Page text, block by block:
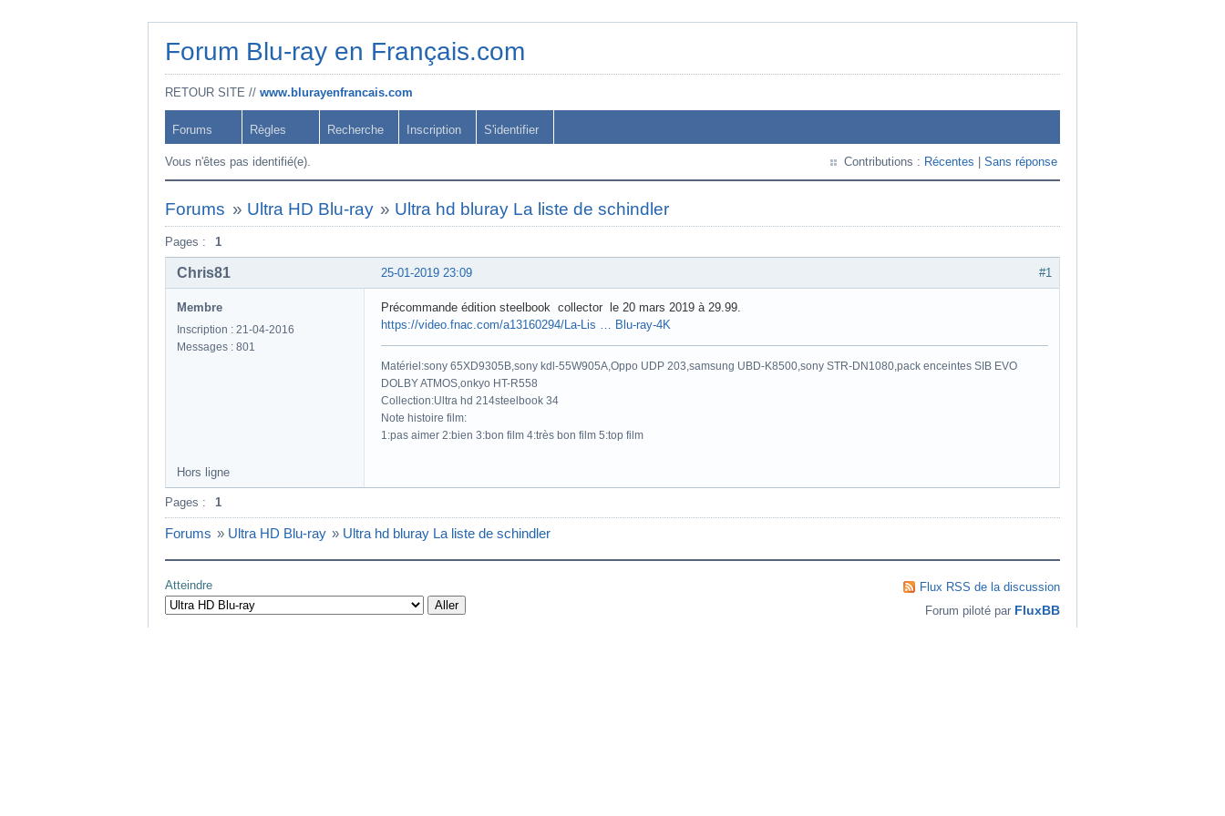
Forum Blu-ray en Français.com
RETOUR SITE // www.blurayenfrancais.com
Forums Règles Recherche Inscription S'identifier
Vous n'êtes pas identifié(e). Contributions : Récentes Sans réponse
Forums » Ultra HD Blu-ray » Ultra hd bluray La liste de schindler
Pages : 1
#1
25-01-2019 23:09
Chris81
Membre
Inscription : 21-04-2016
Messages : 801
Précommande édition steelbook collector le 20 mars 2019 à 29.99.
https://video.fnac.com/a13160294/La-Lis … Blu-ray-4K
Matériel:sony 65XD9305B,sony kdl-55W905A,Oppo UDP 203,samsung UBD-K8500,sony STR-DN1080,pack enceintes SIB EVO
DOLBY ATMOS,onkyo HT-R558
Collection:Ultra hd 214steelbook 34
Note histoire film:
1:pas aimer 2:bien 3:bon film 4:très bon film 5:top film
Hors ligne
Pages : 1
Forums » Ultra HD Blu-ray » Ultra hd bluray La liste de schindler
Atteindre
Flux RSS de la discussion
Forum piloté par FluxBB